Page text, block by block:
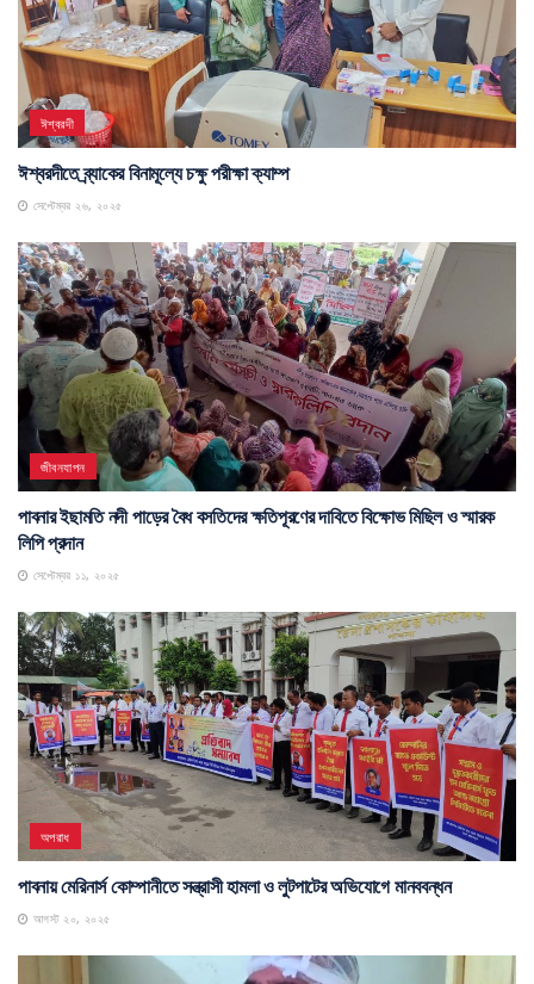
ঈশ্বরদী
ঈশ্বরদীতে ব্র্যাকের বিনামূল্যে চক্ষু পরীক্ষা ক্যাম্প
সেপ্টেম্বর ২৬, ২০২৫
জীবনযাপন
পাবনার ইছামতি নদী পাড়ের বৈধ বসতিদের ক্ষতিপূরণের দাবিতে বিক্ষোভ মিছিল ও স্মারক
লিপি প্রদান
সেপ্টেম্বর ১১, ২০২৫
অপরাধ
পাবনায় মেরিনার্স কোম্পানীতে সন্ত্রাসী হামলা ও লুটপাটের অভিযোগে মানববন্ধন
আগস্ট ২০, ২০২৫